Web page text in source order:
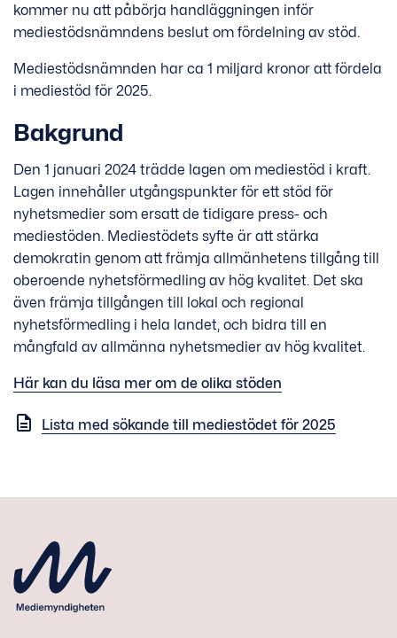
kommer nu att påbörja handläggningen inför
mediestödsnämndens beslut om fördelning av stöd.
Mediestödsnämnden har ca 1 miljard kronor att fördela
i mediestöd för 2025.
Bakgrund
Den 1 januari 2024 trädde lagen om mediestöd i kraft.
Lagen innehåller utgångspunkter för ett stöd för
nyhetsmedier som ersatt de tidigare press- och
mediestöden. Mediestödets syfte är att stärka
demokratin genom att främja allmänhetens tillgång till
oberoende nyhetsförmedling av hög kvalitet. Det ska
även främja tillgången till lokal och regional
nyhetsförmedling i hela landet, och bidra till en
mångfald av allmänna nyhetsmedier av hög kvalitet.
Här kan du läsa mer om de olika stöden
Lista med sökande till mediestödet för 2025